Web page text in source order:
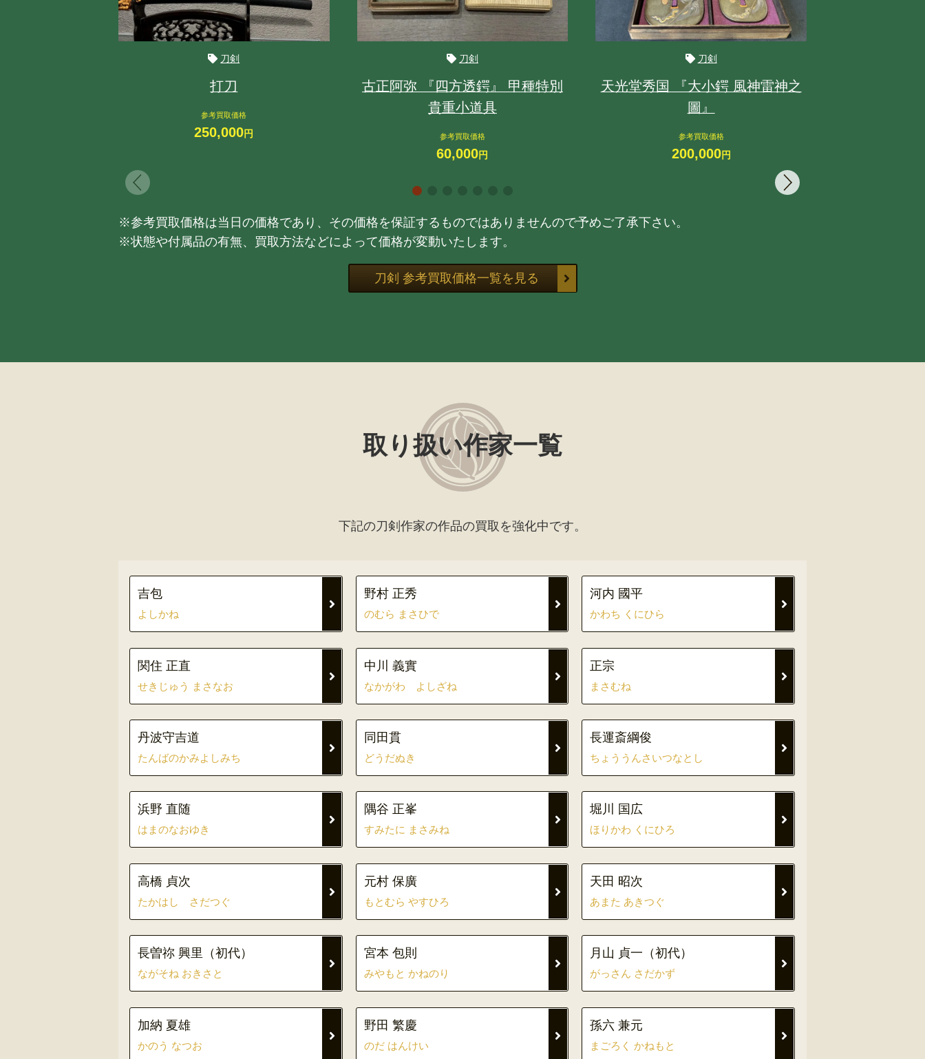
刀剣
打刀
参考買取価格
250,000円
刀剣
古正阿弥 『四方透鍔』 甲種特別
貴重小道具
参考買取価格
60,000円
刀剣
天光堂秀国 『大小鍔 風神雷神之
圖』
参考買取価格
200,000円
※参考買取価格は当日の価格であり、その価格を保証するものではありませんので予めご了承下さい。
※状態や付属品の有無、買取方法などによって価格が変動いたします。
刀剣 参考買取価格一覧を見る
取り扱い作家一覧
下記の刀剣作家の作品の買取を強化中です。
吉包
よしかね
野村 正秀
のむら まさひで
河内 國平
かわち くにひら
関住 正直
せきじゅう まさなお
中川 義實
なかがわ よしざね
正宗
まさむね
丹波守吉道
たんばのかみよしみち
同田貫
どうだぬき
長運斎綱俊
ちょううんさいつなとし
浜野 直随
はまのなおゆき
隅谷 正峯
すみたに まさみね
堀川 国広
ほりかわ くにひろ
高橋 貞次
たかはし さだつぐ
元村 保廣
もとむら やすひろ
天田 昭次
あまた あきつぐ
長曽祢 興里（初代）
ながそね おきさと
宮本 包則
みやもと かねのり
月山 貞一（初代）
がっさん さだかず
加納 夏雄
かのう なつお
野田 繁慶
のだ はんけい
孫六 兼元
まごろく かねもと